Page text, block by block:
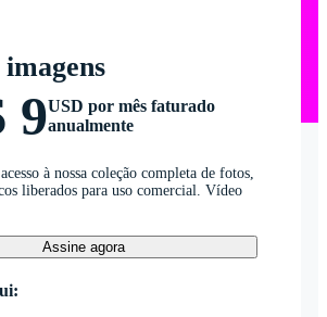
9USD por mês faturado
anualmente
à nossa coleção completa de fotos,
liberados para uso comercial. Vídeo
Assine agora